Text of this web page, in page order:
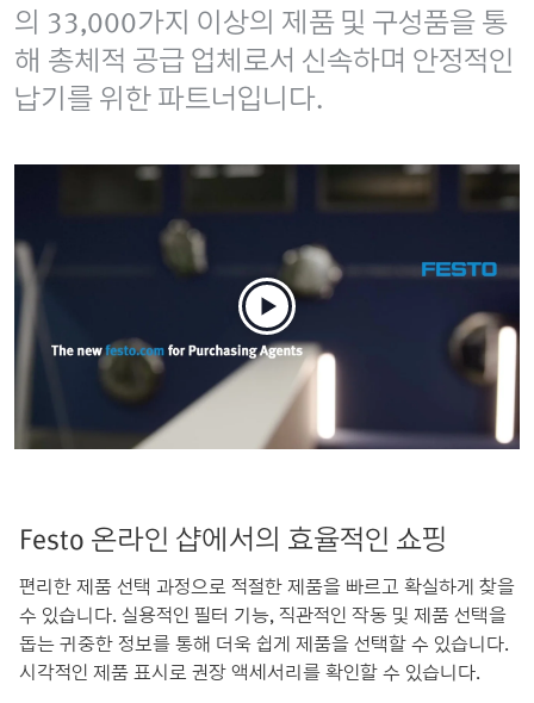
의 33,000가지 이상의 제품 및 구성품을 통
해 총체적 공급 업체로서 신속하며 안정적인
납기를 위한 파트너입니다.
Festo 온라인 샵에서의 효율적인 쇼핑
편리한 제품 선택 과정으로 적절한 제품을 빠르고 확실하게 찾을
수 있습니다. 실용적인 필터 기능, 직관적인 작동 및 제품 선택을
돕는 귀중한 정보를 통해 더욱 쉽게 제품을 선택할 수 있습니다.
시각적인 제품 표시로 권장 액세서리를 확인할 수 있습니다.